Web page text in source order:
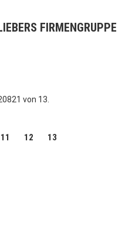
FIRMENGRUPPE
von 13.
11 12 13